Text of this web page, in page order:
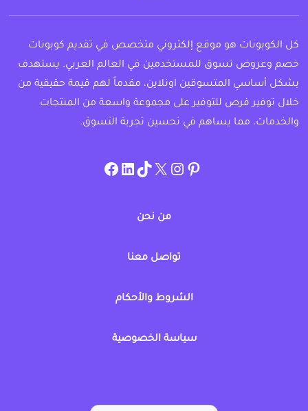
كل الكوبونات هو موقع إلكتروني متخصص في تقديم كوبونات
خصم وعروض تسوق للمستخدمين في العالم العربي. يستهدف
بشكل أساسي المتسوقين اونلاين، مقدماً لهم قيمة حقيقية من
خلال توفير فرص للتوفير على مجموعة واسعة من المنتجات
والخدمات، مما يساهم في تحسين تجربة التسوق.
pinterest
allcouponat
twitter
TikTok
linkedin
facebook
من نحن
تواصل معنا
الشروط والأحكام
سياسة الخصوصية